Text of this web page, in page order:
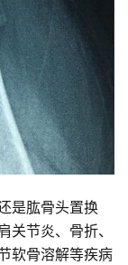
是肱骨头置换
节炎、骨折、
软骨溶解等疾病